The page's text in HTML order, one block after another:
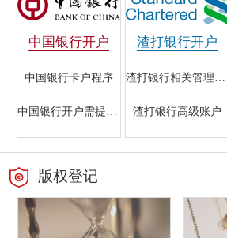
中国银行开户
中国银行卡户程序
中国银行开户需提交的文件
中国银行不同帐户所需材料
渣打银行开户
渣打银行相关管理规定
渣打银行高级账户
渣打银行离岸账户开户条件
版权登记